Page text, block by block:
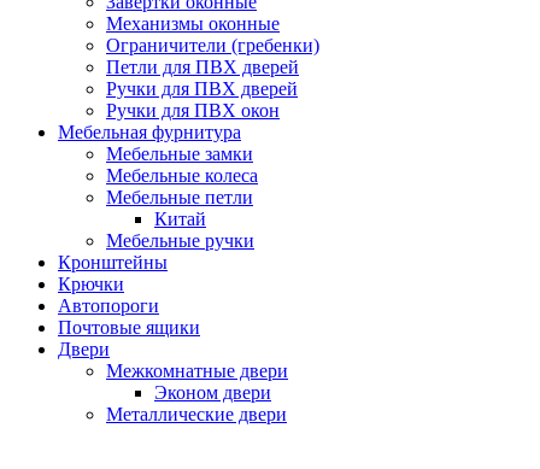
Механизмы оконные
Ограничители (гребенки)
Петли для ПВХ дверей
Ручки для ПВХ дверей
Ручки для ПВХ окон
Мебельная фурнитура
Мебельные замки
Мебельные колеса
Мебельные петли
Китай
Мебельные ручки
Кронштейны
Крючки
Автопороги
Почтовые ящики
Двери
Межкомнатные двери
Эконом двери
Металлические двери